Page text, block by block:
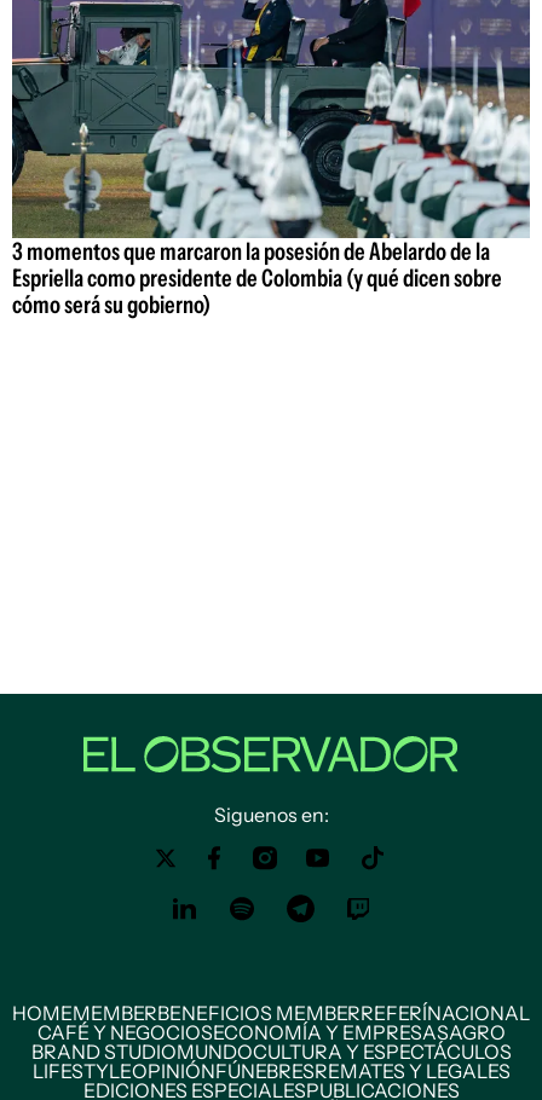
3 momentos que marcaron la posesión de Abelardo de la
Espriella como presidente de Colombia (y qué dicen sobre
cómo será su gobierno)
Siguenos en:
HOMEMEMBERBENEFICIOS MEMBERREFERÍNACIONAL
CAFÉ Y NEGOCIOSECONOMÍA Y EMPRESASAGRO
BRAND STUDIOMUNDOCULTURA Y ESPECTÁCULOS
LIFESTYLEOPINIÓNFÚNEBRESREMATES Y LEGALES
EDICIONES ESPECIALESPUBLICACIONES